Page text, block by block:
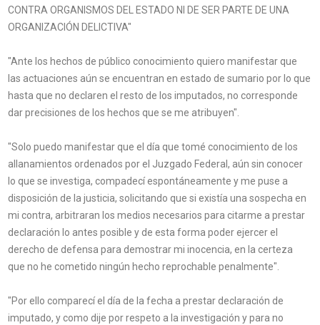
CONTRA ORGANISMOS DEL ESTADO NI DE SER PARTE DE UNA
ORGANIZACIÓN DELICTIVA"
"Ante los hechos de público conocimiento quiero manifestar que
las actuaciones aún se encuentran en estado de sumario por lo que
hasta que no declaren el resto de los imputados, no corresponde
dar precisiones de los hechos que se me atribuyen".
"Solo puedo manifestar que el día que tomé conocimiento de los
allanamientos ordenados por el Juzgado Federal, aún sin conocer
lo que se investiga, compadecí espontáneamente y me puse a
disposición de la justicia, solicitando que si existía una sospecha en
mi contra, arbitraran los medios necesarios para citarme a prestar
declaración lo antes posible y de esta forma poder ejercer el
derecho de defensa para demostrar mi inocencia, en la certeza
que no he cometido ningún hecho reprochable penalmente".
"Por ello comparecí el día de la fecha a prestar declaración de
imputado, y como dije por respeto a la investigación y para no